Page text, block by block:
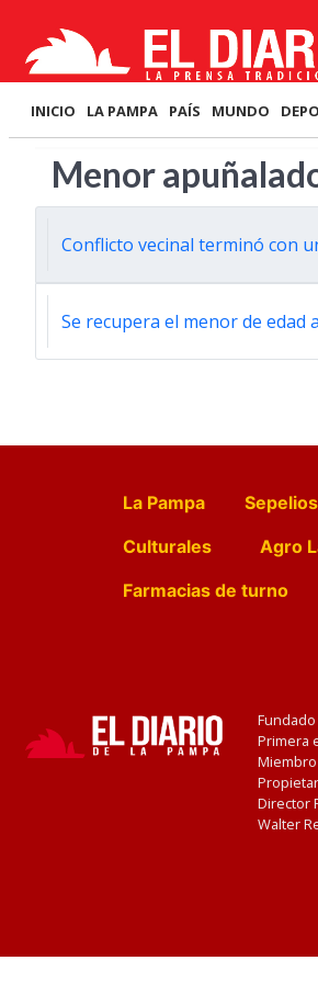
INICIO LA PAMPA PAÍS MUNDO
Menor
Conflicto vecinal terminó con
Se recupera el menor de edad
La Pampa Sepelios
Culturales
Agro
Farmacias de turno
Primera
Miembro
Director
Walter